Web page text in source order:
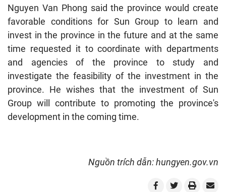
Nguyen Van Phong said the province would create
favorable conditions for Sun Group to learn and
invest in the province in the future and at the same
time requested it to coordinate with departments
and agencies of the province to study and
investigate the feasibility of the investment in the
province. He wishes that the investment of Sun
Group will contribute to promoting the province's
development in the coming time.
Nguồn trích dẫn: hungyen.gov.vn